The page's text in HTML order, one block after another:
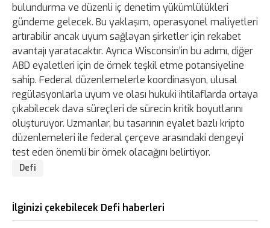
bulundurma ve düzenli iç denetim yükümlülükleri
gündeme gelecek. Bu yaklaşım, operasyonel maliyetleri
artırabilir ancak uyum sağlayan şirketler için rekabet
avantajı yaratacaktır. Ayrıca Wisconsin’in bu adımı, diğer
ABD eyaletleri için de örnek teşkil etme potansiyeline
sahip. Federal düzenlemelerle koordinasyon, ulusal
regülasyonlarla uyum ve olası hukuki ihtilaflarda ortaya
çıkabilecek dava süreçleri de sürecin kritik boyutlarını
oluşturuyor. Uzmanlar, bu tasarının eyalet bazlı kripto
düzenlemeleri ile federal çerçeve arasındaki dengeyi
test eden önemli bir örnek olacağını belirtiyor.
Defi
İlginizi çekebilecek Defi haberleri